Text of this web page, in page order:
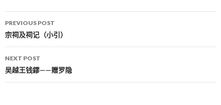
Post navigation
PREVIOUS POST
宗祠及祠记（小引）
NEXT POST
吴越王钱鏐——赠罗隐